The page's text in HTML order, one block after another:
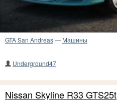
GTA San Andreas— Машины
Underground47
Nissan Skyline R33 GTS25t